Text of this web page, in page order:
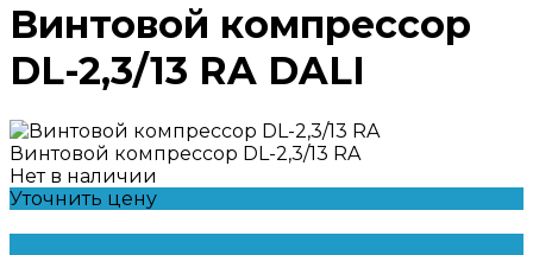
Винтовой компрессор
DL-2,3/13 RA DALI
Винтовой компрессор DL-2,3/13 RA
Нет в наличии
Уточнить цену